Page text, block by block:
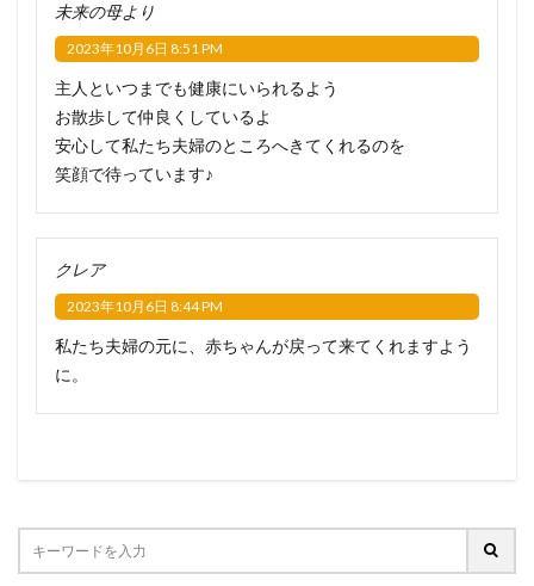
未来の母より
2023年10月6日 8:51 PM
主人といつまでも健康にいられるよう
お散歩して仲良くしているよ
安心して私たち夫婦のところへきてくれるのを
笑顔で待っています♪
クレア
2023年10月6日 8:44 PM
私たち夫婦の元に、赤ちゃんが戻って来てくれますよう
に。